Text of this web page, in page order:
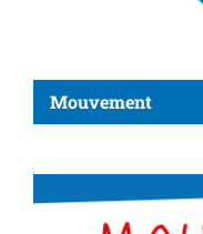
Mouvement